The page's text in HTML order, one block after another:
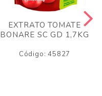
EXTRATO TOMATE
BONARE SC GD 1,7KG
Código: 45827